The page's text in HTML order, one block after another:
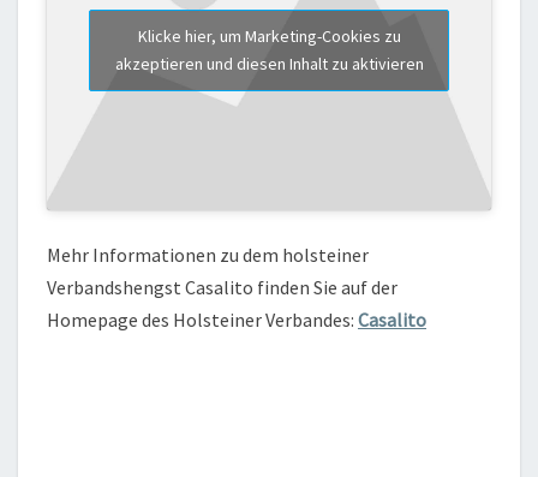
Klicke hier, um Marketing-Cookies zu
akzeptieren und diesen Inhalt zu aktivieren
Mehr Informationen zu dem holsteiner
Verbandshengst Casalito finden Sie auf der
Homepage des Holsteiner Verbandes: Casalito